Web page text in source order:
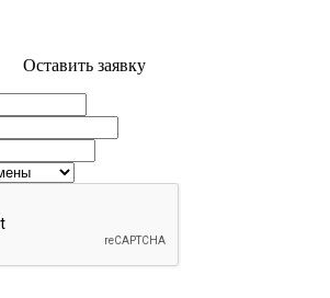
Оставить заявку